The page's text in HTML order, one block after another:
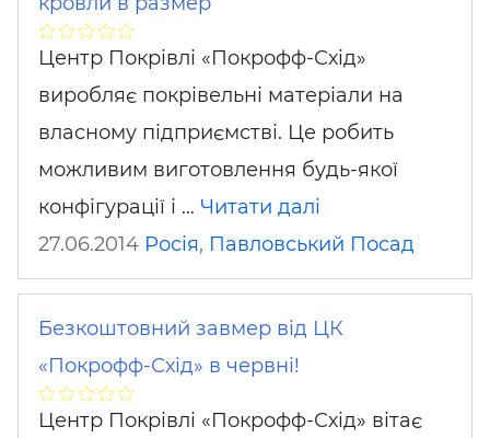
Центр Покрівлі «Покрофф-Схід»
виробляє покрівельні матеріали на
власному підприємстві. Це робить
можливим виготовлення будь-якої
конфігурації і … Читати далі
27.06.2014 Росія, Павловський Посад
Безкоштовний завмер від ЦК
«Покрофф-Схід» в червні!
Центр Покрівлі «Покрофф-Схід» вітає